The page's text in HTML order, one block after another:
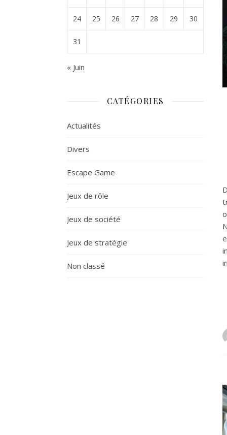
24 25 26 27 28 29 30
31
« Juin
CATÉGORIES
Actualités
Divers
Escape Game
Jeux de rôle
Jeux de société
Jeux de stratégie
Non classé